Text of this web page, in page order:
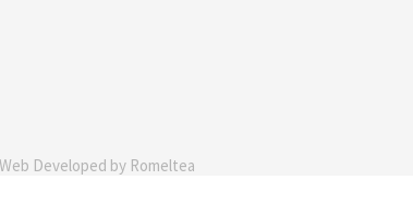
Developed by Romeltea